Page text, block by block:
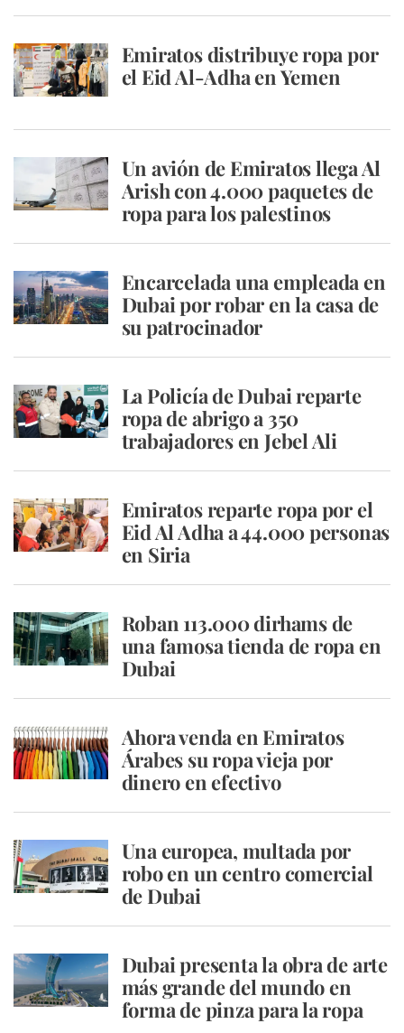
Emiratos distribuye ropa por
el Eid Al-Adha en Yemen
Un avión de Emiratos llega Al
Arish con 4.000 paquetes de
ropa para los palestinos
Encarcelada una empleada en
Dubai por robar en la casa de
su patrocinador
La Policía de Dubai reparte
ropa de abrigo a 350
trabajadores en Jebel Ali
Emiratos reparte ropa por el
Eid Al Adha a 44.000 personas
en Siria
Roban 113.000 dirhams de
una famosa tienda de ropa en
Dubai
Ahora venda en Emiratos
Árabes su ropa vieja por
dinero en efectivo
Una europea, multada por
robo en un centro comercial
de Dubai
Dubai presenta la obra de arte
más grande del mundo en
forma de pinza para la ropa